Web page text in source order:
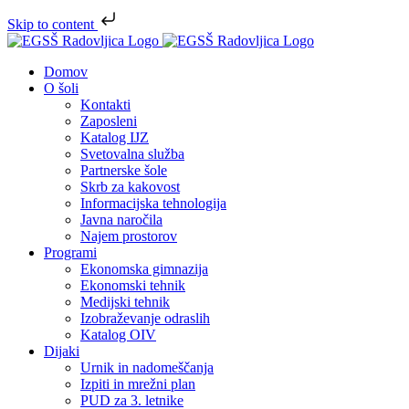
Skip to content
Skip
contentDomov
O šoli
Kontakti
Zaposleni
Katalog IJZ
Svetovalna služba
Partnerske šole
Skrb za kakovost
Informacijska tehnologija
Javna naročila
Najem prostorov
Programi
Ekonomska gimnazija
Ekonomski tehnik
Medijski tehnik
Izobraževanje odraslih
Katalog OIV
Dijaki
Urnik in nadomeščanja
Izpiti in mrežni plan
PUD za 3. letnike